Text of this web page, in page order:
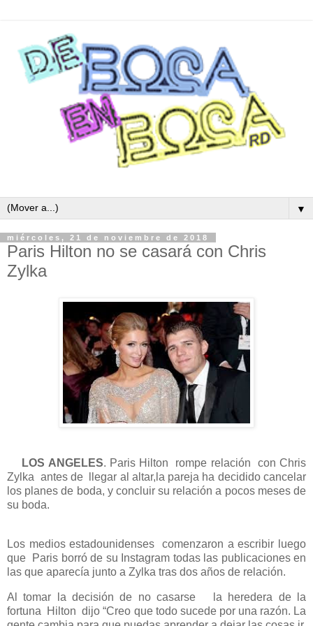
▼
miércoles, 21 de noviembre de 2018
Paris Hilton no se casará con Chris
Zylka
LOS ANGELES. Paris Hilton rompe relación con Chris
Zylka antes de llegar al altar,la pareja ha decidido cancelar
los planes de boda, y concluir su relación a pocos meses de
su boda.
Los medios estadounidenses comenzaron a escribir luego
que Paris borró de su Instagram todas las publicaciones en
las que aparecía junto a Zylka tras dos años de relación.
Al tomar la decisión de no casarse la heredera de la
fortuna Hilton dijo “Creo que todo sucede por una razón. La